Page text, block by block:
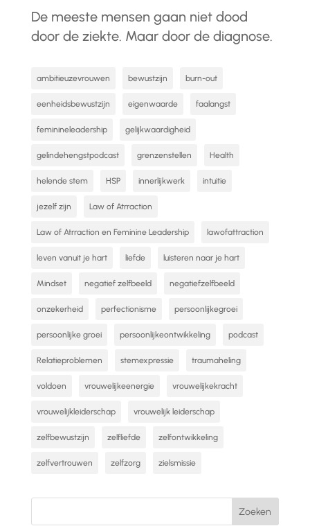
De meeste mensen gaan niet dood
door de ziekte. Maar door de diagnose.
ambitieuzevrouwen bewustzijn burn-out
eenheidsbewustzijn eigenwaarde faalangst
feminineleadership gelijkwaardigheid
gelindehengstpodcast grenzenstellen Health
helende stem HSP innerlijkwerk intuitie
jezelf zijn Law of Atrraction
Law of Atrraction en Feminine Leadership lawofattraction
leven vanuit je hart liefde luisteren naar je hart
Mindset negatief zelfbeeld negatiefzelfbeeld
onzekerheid perfectionisme persoonlijkegroei
persoonlijke groei persoonlijkeontwikkeling podcast
Relatieproblemen stemexpressie traumaheling
voldoen vrouwelijkeenergie vrouwelijkekracht
vrouwelijkleiderschap vrouwelijk leiderschap
zelfbewustzijn zelfliefde zelfontwikkeling
zelfvertrouwen zelfzorg zielsmissie